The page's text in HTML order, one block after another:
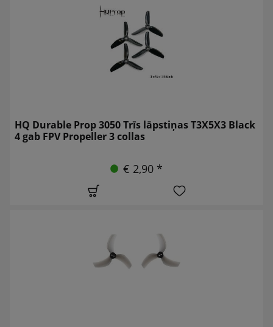
HQ Durable Prop 3050 Trīs lāpstiņas T3X5X3 Black
4 gab FPV Propeller 3 collas
€ 2,90 *